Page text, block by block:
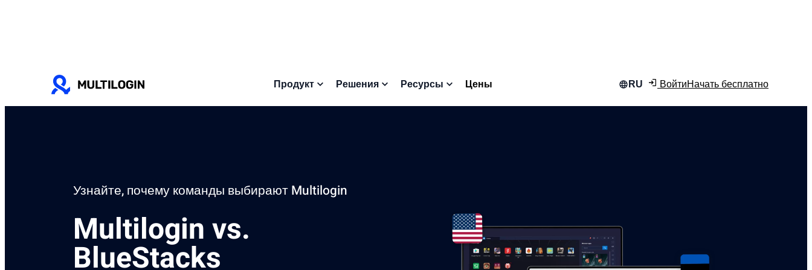
Продукт Решения Ресурсы Цены RU ВойтиНачать бесплатно
Узнайте, почему команды выбирают Multilogin
Multilogin vs.
BlueStacks